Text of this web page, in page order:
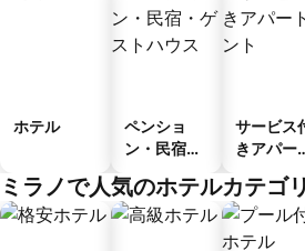
ホテル
ペンショ
ン・民宿・
ス
サービス
きアパー
ミラノで人気のホテルカテゴ